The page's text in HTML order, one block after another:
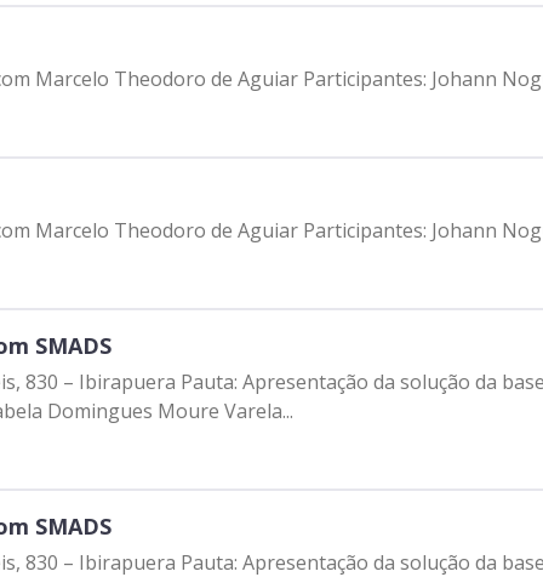
Marcelo Theodoro de Aguiar Participantes: Johann
Marcelo Theodoro de Aguiar Participantes: Johann
SMADS
830 – Ibirapuera Pauta: Apresentação da solução da
Domingues Moure Varela...
SMADS
830 – Ibirapuera Pauta: Apresentação da solução da